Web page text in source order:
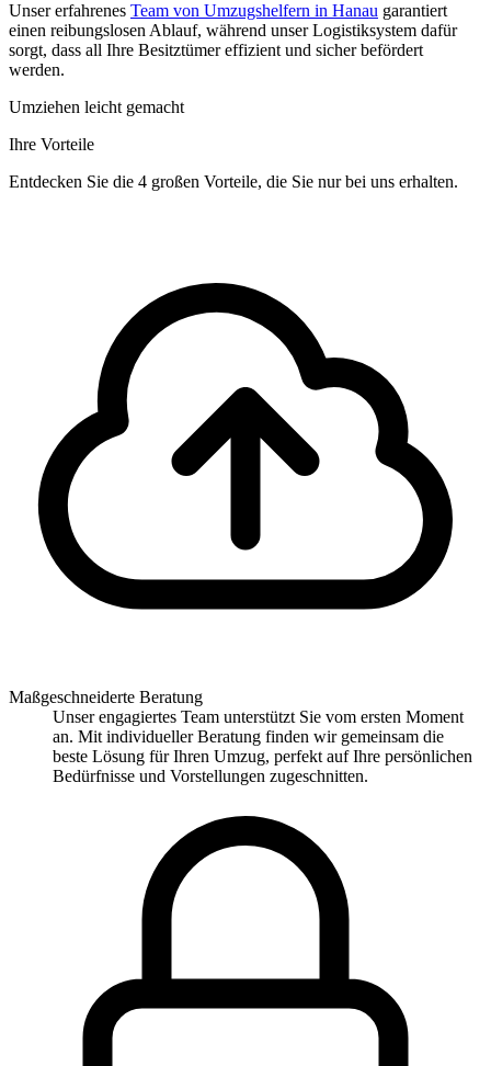
Unser erfahrenes Team von Umzugshelfern in Hanau garantiert
einen reibungslosen Ablauf, während unser Logistiksystem dafür
sorgt, dass all Ihre Besitztümer effizient und sicher befördert
werden.
Umziehen leicht gemacht
Ihre Vorteile
Entdecken Sie die 4 großen Vorteile, die Sie nur bei uns erhalten.
Maßgeschneiderte Beratung
Unser engagiertes Team unterstützt Sie vom ersten Moment
an. Mit individueller Beratung finden wir gemeinsam die
beste Lösung für Ihren Umzug, perfekt auf Ihre persönlichen
Bedürfnisse und Vorstellungen zugeschnitten.